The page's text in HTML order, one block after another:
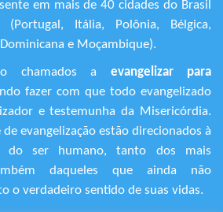
em mais de 40 cidades do Brasil
Itália, Polônia, Bélgica,
e Moçambique).
chamados a evangelizar para
fazer com que todo evangelizado
e testemunha da Misericórdia.
evangelização estão direcionados à
do ser humano, tanto dos mais
daqueles que ainda não
o verdadeiro sentido de suas vidas.